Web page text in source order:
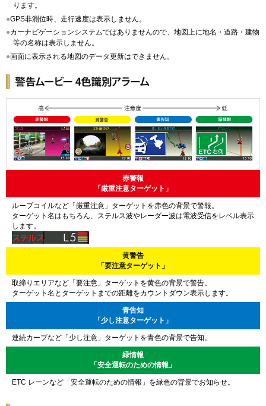
ります。
●GPS非測位時、走行速度は表示しません。
●カーナビゲーションシステムではありませんので、地図上に地名・道路・建物
等の名称は表示しません。
●画面に表示される地図のデータ更新はできません。
赤警報
「厳重注意ターゲット」
ループコイルなど「厳重注意」ターゲットを赤色の背景で警報。
ターゲット名はもちろん、ステルス波やレーダー波は電波受信をレベル表示
します。
黄警告
「要注意ターゲット」
取締りエリアなど「要注意」ターゲットを黄色の背景で警告。
ターゲット名とターゲットまでの距離をカウントダウン表示します。
青告知
「少し注意ターゲット」
連続カーブなど「少し注意」ターゲットを青色の背景で告知。
緑情報
「安全運転のための情報」
ETC レーンなど「安全運転のための情報」を緑色の背景でお知らせ。